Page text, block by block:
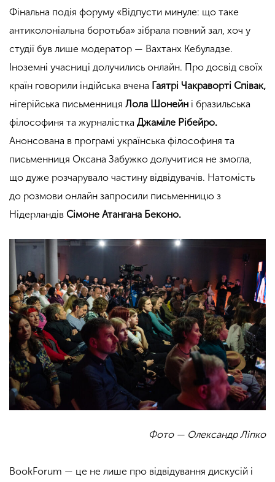
Фінальна подія форуму «Відпусти минуле: що таке
антиколоніальна боротьба» зібрала повний зал, хоч у
студії був лише модератор — Вахтанх Кебуладзе.
Іноземні учасниці долучились онлайн. Про досвід своїх
країн говорили індійська вчена Гаятрі Чакраворті Співак,
нігерійська письменниця Лола Шонейн і бразильська
філософиня та журналістка Джаміле Рібейро.
Анонсована в програмі українська філософиня та
письменниця Оксана Забужко долучитися не змогла,
що дуже розчарувало частину відвідувачів. Натомість
до розмови онлайн запросили письменницю з
Нідерландів Сімоне Атангана Беконо.
Фото — Олександр Ліпко
BookForum — це не лише про відвідування дискусій і